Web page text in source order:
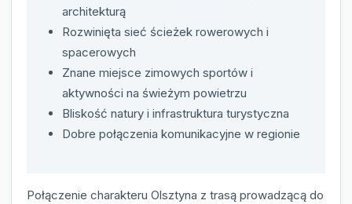
architekturą
Rozwinięta sieć ścieżek rowerowych i
spacerowych
Znane miejsce zimowych sportów i
aktywności na świeżym powietrzu
Bliskość natury i infrastruktura turystyczna
Dobre połączenia komunikacyjne w regionie
Połączenie charakteru Olsztyna z trasą prowadzącą do